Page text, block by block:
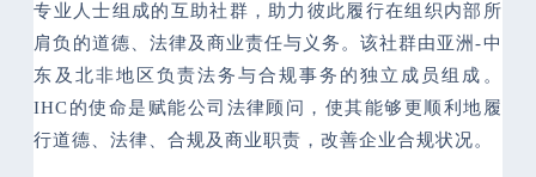
专业人士组成的互助社群，助力彼此履行在组织内部所
肩负的道德、法律及商业责任与义务。该社群由亚洲-中
东及北非地区负责法务与合规事务的独立成员组成。
IHC的使命是赋能公司法律顾问，使其能够更顺利地履
行道德、法律、合规及商业职责，改善企业合规状况。